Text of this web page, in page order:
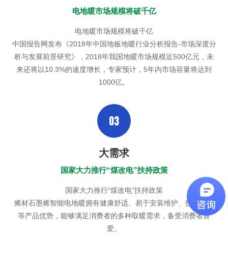
电地暖市场规模将破千亿
电地暖市场规模将破千亿
中国报告网发布《2018年中国地板地暖行业分析报告-市场深度分
析与发展前景研究》，2018年我国地暖市场规模近500亿元，未
来还将以10.3%的速度增长，专家预计，5年内市场容量将达到
1000亿。
03
大需求
国家大力推行“煤改电”扶持政策
国家大力推行“煤改电”扶持政策
烯材石墨烯智能电地暖拥有健康舒适、易于安装维护、技术成熟
等产品优势，能够满足消费者的多种取暖需求，备受消费者喜
爱。